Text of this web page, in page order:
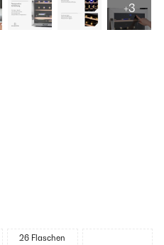
+3
26 Flaschen